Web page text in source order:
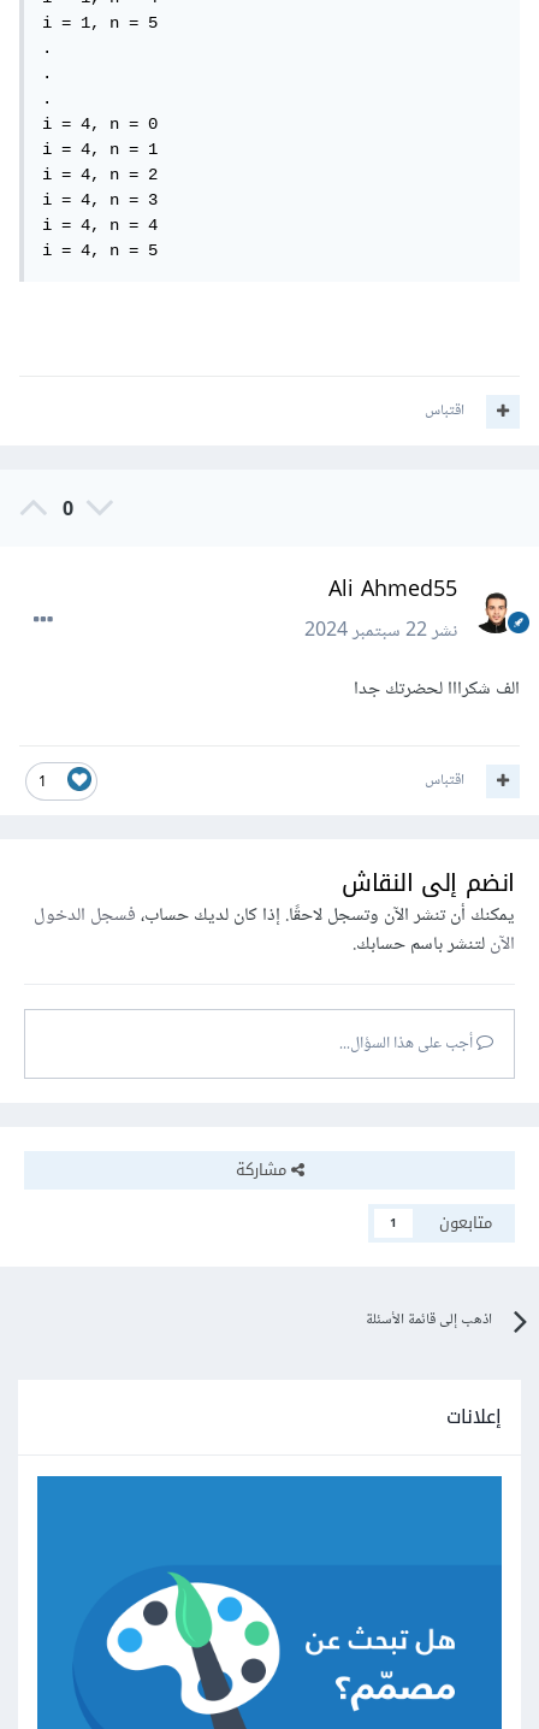
i = 1, n = 5
.
.
.
i = 4, n = 0
i = 4, n = 1
i = 4, n = 2
i = 4, n = 3
i = 4, n = 4
i = 4, n = 5
اقتباس
0
Ali Ahmed55
نشر22 سبتمبر 2024
الف شكرااا لحضرتك جدا
1 اقتباس
انضم إلى النقاش
يمكنك أن تنشر الآن وتسجل لاحقًا. إذا كان لديك حساب،فسجل الدخول
الآنلتنشر باسم حسابك.
أجب على هذا السؤال...
مشاركة
متابعون
1
اذهب إلى قائمة الأسئلة
إعلانات